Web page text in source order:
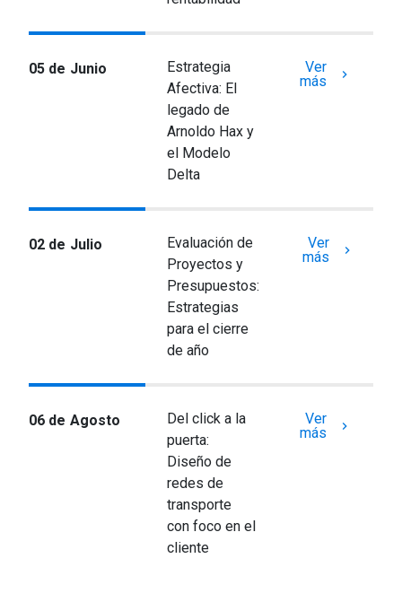
05 de Junio
Estrategia
Afectiva: El
legado de
Arnoldo Hax y
el Modelo
Delta
Ver
más
keyboard_arrow_right
02 de Julio
Evaluación de
Proyectos y
Presupuestos:
Estrategias
para el cierre
de año
Ver
más
keyboard_arrow_right
06 de Agosto
Del click a la
puerta:
Diseño de
redes de
transporte
con foco en el
cliente
Ver
más
keyboard_arrow_right